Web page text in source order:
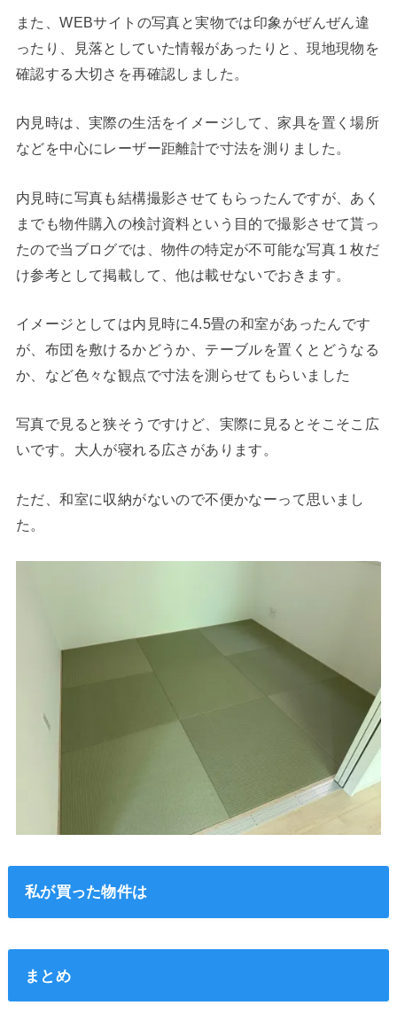
また、WEBサイトの写真と実物では印象がぜんぜん違
ったり、見落としていた情報があったりと、現地現物を
確認する大切さを再確認しました。
内見時は、実際の生活をイメージして、家具を置く場所
などを中心にレーザー距離計で寸法を測りました。
内見時に写真も結構撮影させてもらったんですが、あく
までも物件購入の検討資料という目的で撮影させて貰っ
たので当ブログでは、物件の特定が不可能な写真１枚だ
け参考として掲載して、他は載せないでおきます。
イメージとしては内見時に4.5畳の和室があったんです
が、布団を敷けるかどうか、テーブルを置くとどうなる
か、など色々な観点で寸法を測らせてもらいました
写真で見ると狭そうですけど、実際に見るとそこそこ広
いです。大人が寝れる広さがあります。
ただ、和室に収納がないので不便かなーって思いまし
た。
私が買った物件は
まとめ